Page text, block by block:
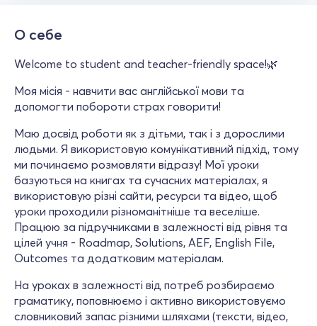
О себе
Welcome to student and teacher-friendly space!🌿
Моя місія - навчити вас англійської мови та
допомогти побороти страх говорити!
Маю досвід роботи як з дітьми, так і з дорослими
людьми. Я використовую комунікативний підхід, тому
ми починаємо розмовляти відразу! Мої уроки
базуються на книгах та сучасних матеріалах, я
використовую різні сайти, ресурси та відео, щоб
уроки проходили різноманітніше та веселіше.
Працюю за підручниками в залежності від рівня та
цілей учня - Roadmap, Solutions, AEF, English File,
Outcomes та додатковим матеріалам.
На уроках в залежності від потреб розбираємо
граматику, поповнюємо і активно використовуємо
словниковий запас різними шляхами (тексти, відео,